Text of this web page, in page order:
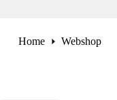
Home Webshop